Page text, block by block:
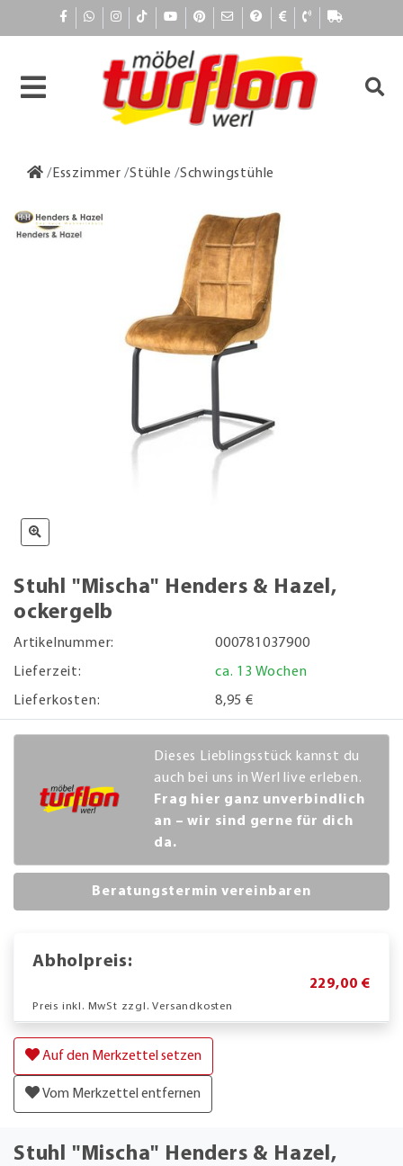
Esszimmer Stühle Schwingstühle
Stuhl "Mischa" Henders & Hazel,
ockergelb
Artikelnummer:
000781037900
Lieferzeit:
ca. 13 Wochen
Lieferkosten:
8,95 €
Dieses Lieblingsstück kannst du
auch bei uns in Werl live erleben.
Frag hier ganz unverbindlich
an – wir sind gerne für dich
da.
Beratungstermin vereinbaren
Abholpreis:
229,00 €
Preis inkl. MwSt zzgl. Versandkosten
Auf den Merkzettel setzen
Vom Merkzettel entfernen
Stuhl "Mischa" Henders & Hazel,